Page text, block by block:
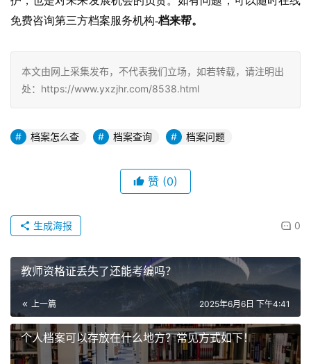
免费咨询第三方档案服务机构-档来帮。
本文由网上采集发布，不代表我们立场，如若转载，请注明出
处：https://www.yxzjhr.com/8538.html
档案怎么查 档案查询 档案问题
赞 (0)
0
生成海报
教师资格证丢失了还能考编吗？
上一篇 2025年6月6日 下午4:41
个人档案可以存放在什么地方？常见方式如下！